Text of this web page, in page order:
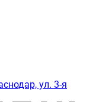
ул. 3-я